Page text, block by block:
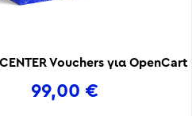
Vouchers για OpenCart
99,00 €